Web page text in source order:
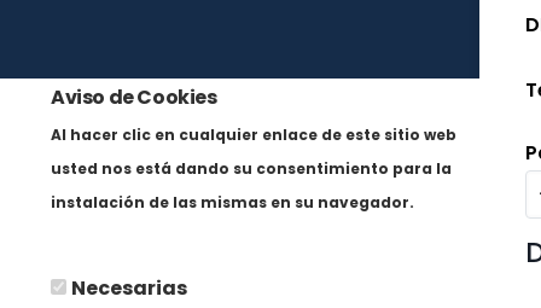
Aviso de Cookies
Al hacer clic en cualquier enlace de este sitio web
usted nos está dando su consentimiento para la
instalación de las mismas en su navegador.
Necesarias